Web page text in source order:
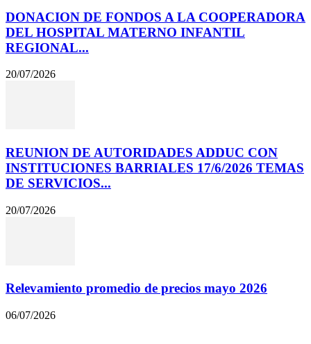
DONACION DE FONDOS A LA COOPERADORA
DEL HOSPITAL MATERNO INFANTIL
REGIONAL...
20/07/2026
REUNION DE AUTORIDADES ADDUC CON
INSTITUCIONES BARRIALES 17/6/2026 TEMAS
DE SERVICIOS...
20/07/2026
Relevamiento promedio de precios mayo 2026
06/07/2026